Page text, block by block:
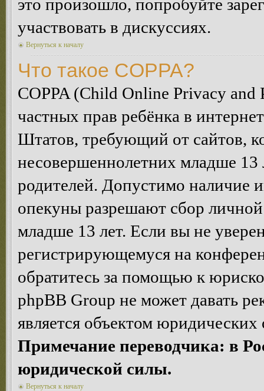
это произошло, попробуйте
участвовать в дискуссиях.
Вернуться к началу
Что такое COPPA?
COPPA (Child Online Privacy
частных прав ребёнка в
Штатов, требующий от сайтов,
несовершеннолетних младше 13
родителей. Допустимо наличие
опекуны разрешают сбор
младше 13 лет. Если вы не
регистрирующемуся на
обратитесь за помощью к
phpBB Group не может давать
является объектом
Примечание переводчика: в
юридической силы.
Вернуться к началу